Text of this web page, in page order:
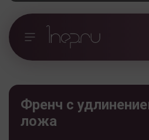
Френч с
ложа